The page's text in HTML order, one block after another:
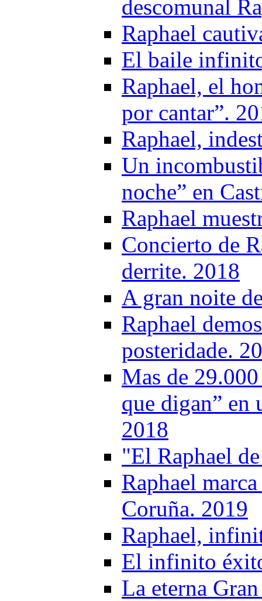
descomunal
Raphael
El baile
Raphael, el
por cantar”.
Raphael,
Un
noche” en
Raphael
Concierto de
derrite. 2018
A gran noite
Raphael
posteridade.
Mas de
que digan” en
2018
"El Raphael
Raphael
Coruña. 2019
Raphael,
El infinito
La eterna